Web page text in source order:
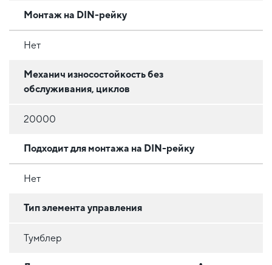
Монтаж на DIN-рейку
Нет
Механич износостойкость без
обслуживания, циклов
20000
Подходит для монтажа на DIN-рейку
Нет
Тип элемента управления
Тумблер